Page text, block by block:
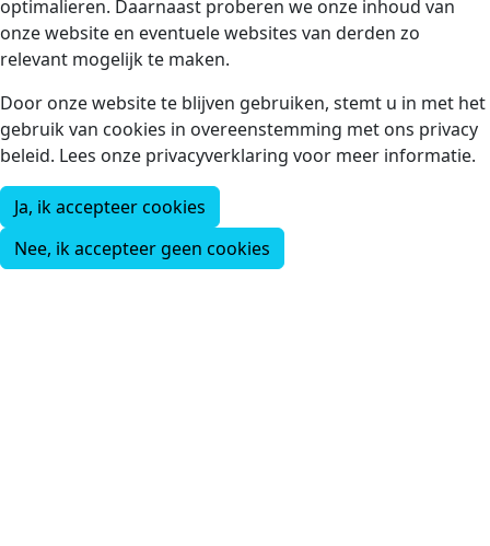
optimalieren. Daarnaast proberen we onze inhoud van
onze website en eventuele websites van derden zo
relevant mogelijk te maken.
Door onze website te blijven gebruiken, stemt u in met het
gebruik van cookies in overeenstemming met ons privacy
beleid. Lees onze privacyverklaring voor meer informatie.
Ja, ik accepteer cookies
Nee, ik accepteer geen cookies